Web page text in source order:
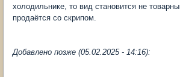
холодильнике, то вид становится не
продаётся со скрипом.
Добавлено позже (05.02.2025 - 14:16):